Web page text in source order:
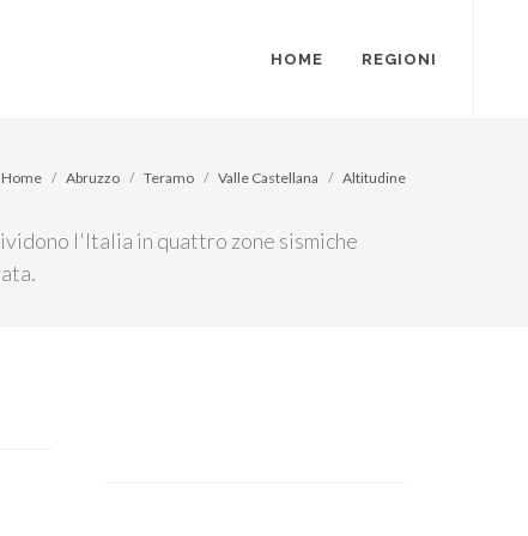
HOME REGIONI
l'Italia in quattro zone sismiche
Home Abruzzo Teramo Valle Castellana Altitudine